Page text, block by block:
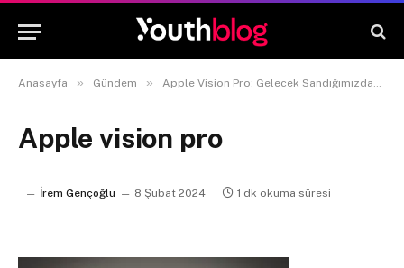
Anasayfa » Gündem » Apple Vision Pro: Gelecek Sandığımızdan Daha Yakın
Apple vision pro
İrem Gençoğlu 8 Şubat 2024 1 dk okuma süresi